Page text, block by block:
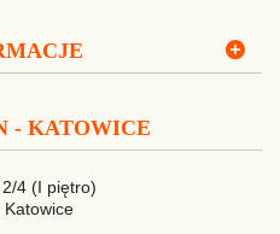
- KATOWICE
4 (I piętro)